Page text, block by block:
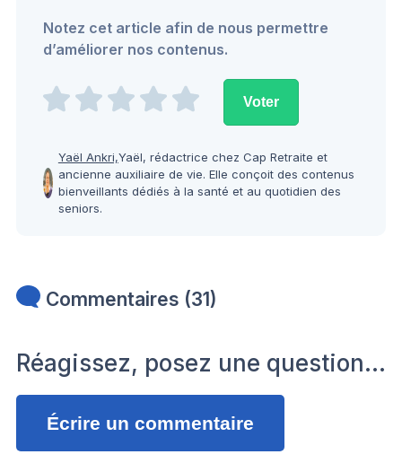
Notez cet article afin de nous permettre
d’améliorer nos contenus.
Yaël Ankri,Yaël, rédactrice chez Cap Retraite et
ancienne auxiliaire de vie. Elle conçoit des contenus
bienveillants dédiés à la santé et au quotidien des
seniors.
Commentaires (31)
Réagissez, posez une question…
Écrire un commentaire